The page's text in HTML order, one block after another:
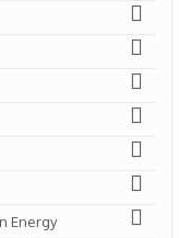
Energy